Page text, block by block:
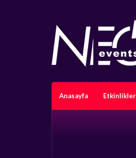
Anasayfa Etkinlikler